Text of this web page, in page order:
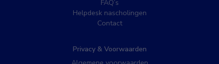
FAQ’s
Helpdesk nascholingen
Contact
Privacy & Voorwaarden